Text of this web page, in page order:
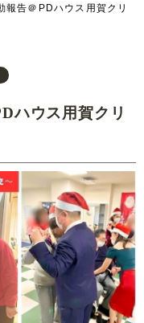
報告＠PDハウス用賀クリ
ハウス用賀クリ